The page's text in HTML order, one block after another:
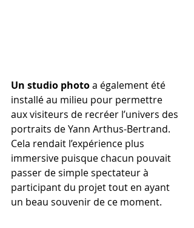
Un studio photo a également été
installé au milieu pour permettre
aux visiteurs de recréer l’univers des
portraits de Yann Arthus-Bertrand.
Cela rendait l’expérience plus
immersive puisque chacun pouvait
passer de simple spectateur à
participant du projet tout en ayant
un beau souvenir de ce moment.